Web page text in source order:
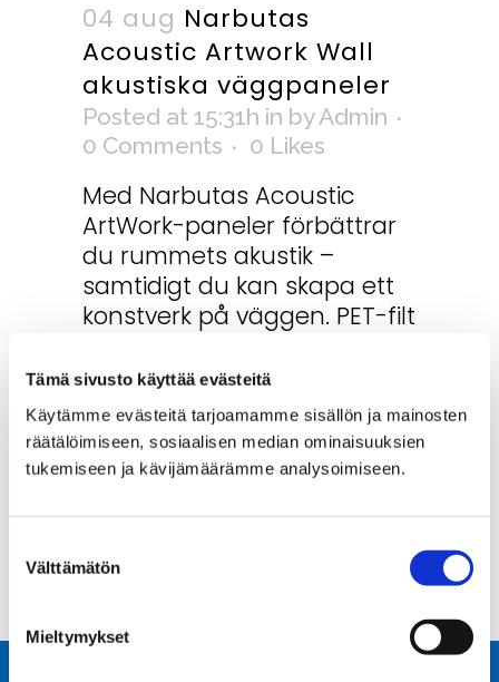
Tämä sivusto käyttää evästeitä
Käytämme evästeitä tarjoamamme sisällön ja mainosten
räätälöimiseen, sosiaalisen median ominaisuuksien
tukemiseen ja kävijämäärämme analysoimiseen.
valinta
Välttämätön
Mieltymykset
04 aug Narbutas
Acoustic Artwork Wall
akustiska väggpaneler
Posted at 15:31h in byAdmin
0 Comments
0 Likes
Med Narbutas Acoustic
ArtWork-paneler förbättrar
du rummets akustik –
samtidigt du kan skapa ett
konstverk på väggen. PET-filt
ändå starkt och hållbart
material.
Sorry, the comment form is